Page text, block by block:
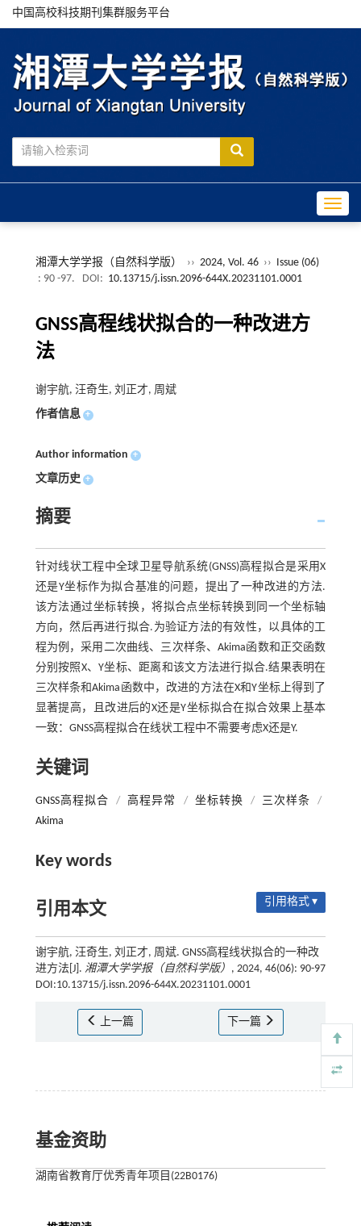
中国高校科技期刊集群服务平台
湘潭大学学报（自然科学版） ›› 2024, Vol. 46 ›› Issue (06)
: 90 -97.
DOI: 10.13715/j.issn.2096-644X.20231101.0001
GNSS高程线状拟合的一种改进方
法
谢宇航, 汪奇生, 刘正才, 周斌
作者信息 +
Author information +
文章历史 +
摘要
针对线状工程中全球卫星导航系统(GNSS)高程拟合是采用X
还是Y坐标作为拟合基准的问题，提出了一种改进的方法.
该方法通过坐标转换，将拟合点坐标转换到同一个坐标轴
方向，然后再进行拟合.为验证方法的有效性，以具体的工
程为例，采用二次曲线、三次样条、Akima函数和正交函数
分别按照X、Y坐标、距离和该文方法进行拟合.结果表明在
三次样条和Akima函数中，改进的方法在X和Y坐标上得到了
显著提高，且改进后的X还是Y坐标拟合在拟合效果上基本
一致：GNSS高程拟合在线状工程中不需要考虑X还是Y.
关键词
GNSS高程拟合 / 高程异常 / 坐标转换 / 三次样条
/
Akima
Key words
引用本文 引用格式 ▾
谢宇航, 汪奇生, 刘正才, 周斌. GNSS高程线状拟合的一种改
进方法[J]. 湘潭大学学报（自然科学版） , 2024, 46(06): 90-97
DOI:10.13715/j.issn.2096-644X.20231101.0001
上一篇 下一篇
基金资助
湖南省教育厅优秀青年项目(22B0176)